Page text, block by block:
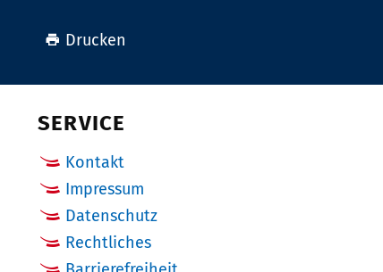
Drucken
SERVICE
Kontakt
Impressum
Datenschutz
Rechtliches